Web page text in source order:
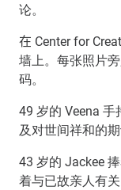
论。
在 Center for
墙上。每张照片
码。
49 岁的 Veena
及对世间祥和的期
43 岁的 Jackee
着与已故亲人有关